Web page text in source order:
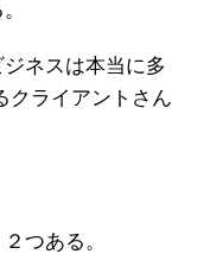
ネスは本当に多
クライアントさん
つある。